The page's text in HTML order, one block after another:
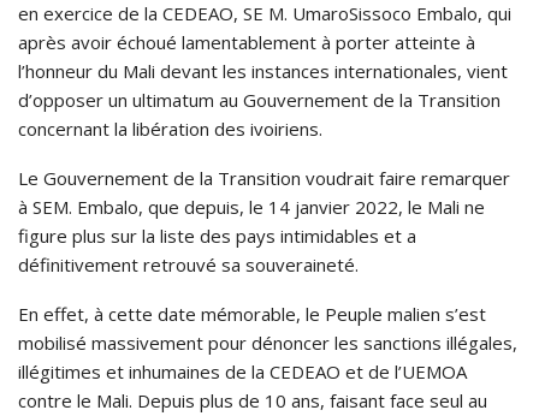
en exercice de la CEDEAO, SE M. UmaroSissoco Embalo, qui
après avoir échoué lamentablement à porter atteinte à
l’honneur du Mali devant les instances internationales, vient
d’opposer un ultimatum au Gouvernement de la Transition
concernant la libération des ivoiriens.
Le Gouvernement de la Transition voudrait faire remarquer
à SEM. Embalo, que depuis, le 14 janvier 2022, le Mali ne
figure plus sur la liste des pays intimidables et a
définitivement retrouvé sa souveraineté.
En effet, à cette date mémorable, le Peuple malien s’est
mobilisé massivement pour dénoncer les sanctions illégales,
illégitimes et inhumaines de la CEDEAO et de l’UEMOA
contre le Mali. Depuis plus de 10 ans, faisant face seul au